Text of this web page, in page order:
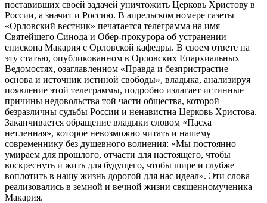
поставивших своей задачей уничтожить Церковь Христову в
России, а значит и Россию. В апрельском номере газеты
«Орловский вестник» печатается телеграмма на имя
Святейшего Синода и Обер-прокурора об устранении
епископа Макария с Орловской кафедры. В своем ответе на
эту статью, опубликованном в Орловских Епархиальных
Ведомостях, озаглавленном «Правда и безпристрастие –
основа и источник истиной свободы», владыка, анализируя
появление этой телеграммы, подробно излагает истинные
причины недовольства той части общества, которой
безразличны судьбы России и ненавистна Церковь Христова.
Заканчивается обращение владыки словом «Пасха
нетленная», которое невозможно читать и нашему
современнику без душевного волнения: «Мы постоянно
умираем для прошлого, отчасти для настоящего, чтобы
воскреснуть и жить для будущего, чтобы шире и глубже
воплотить в нашу жизнь дорогой для нас идеал». Эти слова
реализовались в земной и вечной жизни священномученика
Макария.